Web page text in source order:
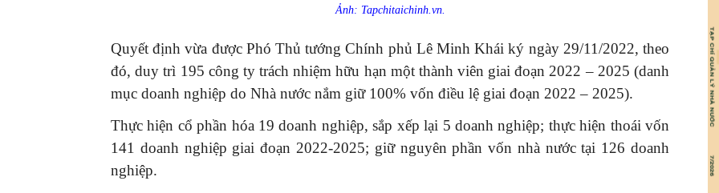
Ảnh: Tapchitaichinh.vn.
Quyết định vừa được Phó Thủ tướng Chính phủ Lê Minh Khái ký ngày 29/11/2022, theo
đó, duy trì 195 công ty trách nhiệm hữu hạn một thành viên giai đoạn 2022 – 2025 (danh
mục doanh nghiệp do Nhà nước nắm giữ 100% vốn điều lệ giai đoạn 2022 – 2025).
Thực hiện cổ phần hóa 19 doanh nghiệp, sắp xếp lại 5 doanh nghiệp; thực hiện thoái vốn
141 doanh nghiệp giai đoạn 2022-2025; giữ nguyên phần vốn nhà nước tại 126 doanh
nghiệp.